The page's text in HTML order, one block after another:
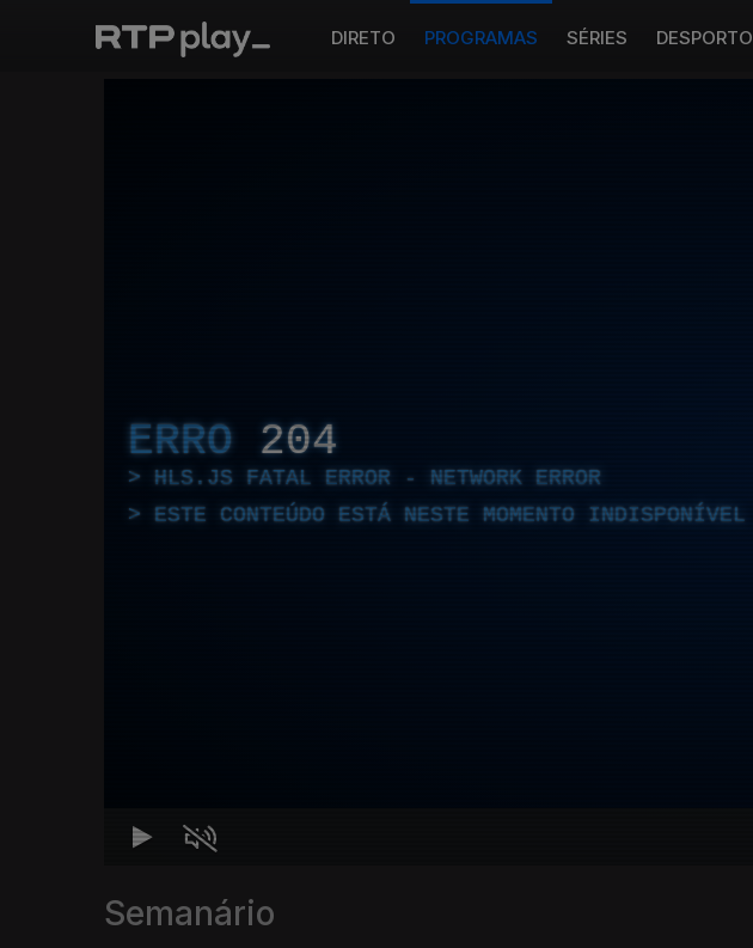
DIRETO PROGRAMAS SÉRIES DESPORTO
ERRO 204
HLS.JS FATAL ERROR - NETWORK ERROR
ESTE CONTEÚDO ESTÁ NESTE MOMENTO INDISPONÍVEL
Semanário